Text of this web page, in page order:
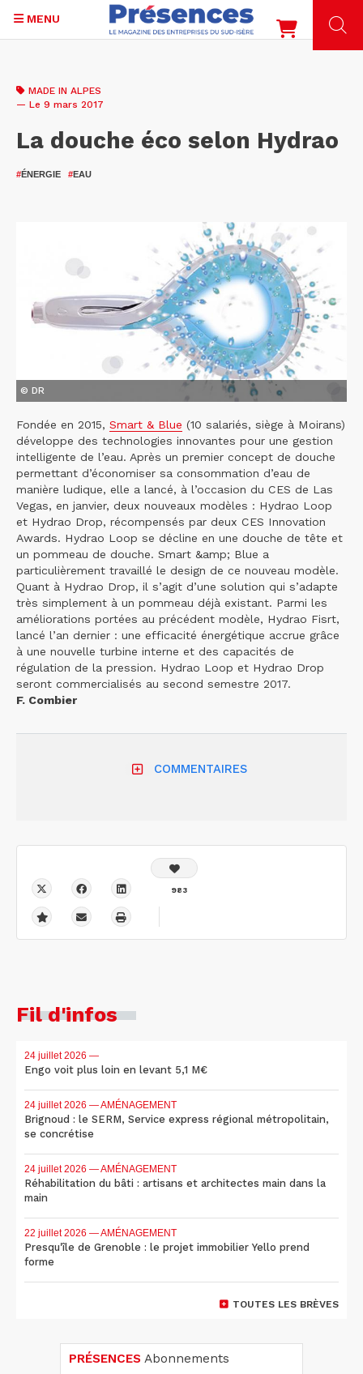
contenu
MENU
MADE IN ALPES
— Le 9 mars 2017
La douche éco selon Hydrao
#ÉNERGIE #EAU
© DR
Fondée en 2015, Smart & Blue (10 salariés, siège à Moirans)
développe des technologies innovantes pour une gestion
intelligente de l’eau. Après un premier concept de douche
permettant d’économiser sa consommation d’eau de
manière ludique, elle a lancé, à l’occasion du CES de Las
Vegas, en janvier, deux nouveaux modèles : Hydrao Loop
et Hydrao Drop, récompensés par deux CES Innovation
Awards. Hydrao Loop se décline en une douche de tête et
un pommeau de douche. Smart &amp; Blue a
particulièrement travaillé le design de ce nouveau modèle.
Quant à Hydrao Drop, il s’agit d’une solution qui s’adapte
très simplement à un pommeau déjà existant. Parmi les
améliorations portées au précédent modèle, Hydrao Fisrt,
lancé l’an dernier : une efficacité énergétique accrue grâce
à une nouvelle turbine interne et des capacités de
régulation de la pression. Hydrao Loop et Hydrao Drop
seront commercialisés au second semestre 2017.
F. Combier
COMMENTAIRES
983
Fil d'infos
24 juillet 2026 —
Engo voit plus loin en levant 5,1 M€
24 juillet 2026 — AMÉNAGEMENT
Brignoud : le SERM, Service express régional métropolitain,
se concrétise
24 juillet 2026 — AMÉNAGEMENT
Réhabilitation du bâti : artisans et architectes main dans la
main
22 juillet 2026 — AMÉNAGEMENT
Presqu'île de Grenoble : le projet immobilier Yello prend
forme
TOUTES LES BRÈVES
PRÉSENCES Abonnements